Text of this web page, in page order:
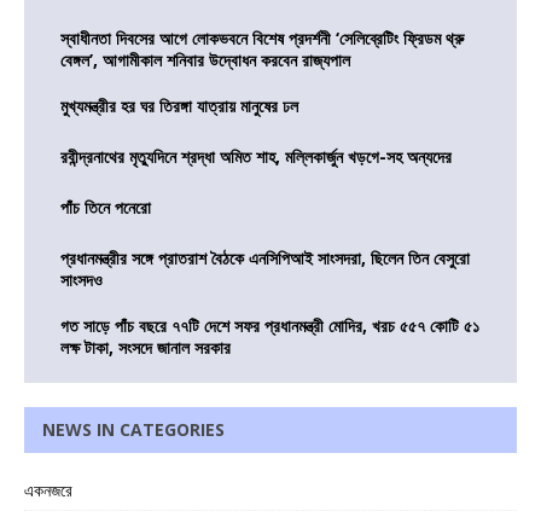
স্বাধীনতা দিবসের আগে লোকভবনে বিশেষ প্রদর্শনী ‘সেলিব্রেটিং ফ্রিডম থ্রু
বেঙ্গল’, আগামীকাল শনিবার উদ্বোধন করবেন রাজ্যপাল
মুখ্যমন্ত্রীর হর ঘর তিরঙ্গা যাত্রায় মানুষের ঢল
রবীন্দ্রনাথের মৃত্যুদিনে শ্রদ্ধা অমিত শাহ, মল্লিকার্জুন খড়গে-সহ অন্যদের
পাঁচ তিনে পনেরো
প্রধানমন্ত্রীর সঙ্গে প্রাতরাশ বৈঠকে এনসিপিআই সাংসদরা, ছিলেন তিন বেসুরো
সাংসদও
গত সাড়ে পাঁচ বছরে ৭৭টি দেশে সফর প্রধানমন্ত্রী মোদির, খরচ ৫৫৭ কোটি ৫১
লক্ষ টাকা, সংসদে জানাল সরকার
NEWS IN CATEGORIES
একনজরে